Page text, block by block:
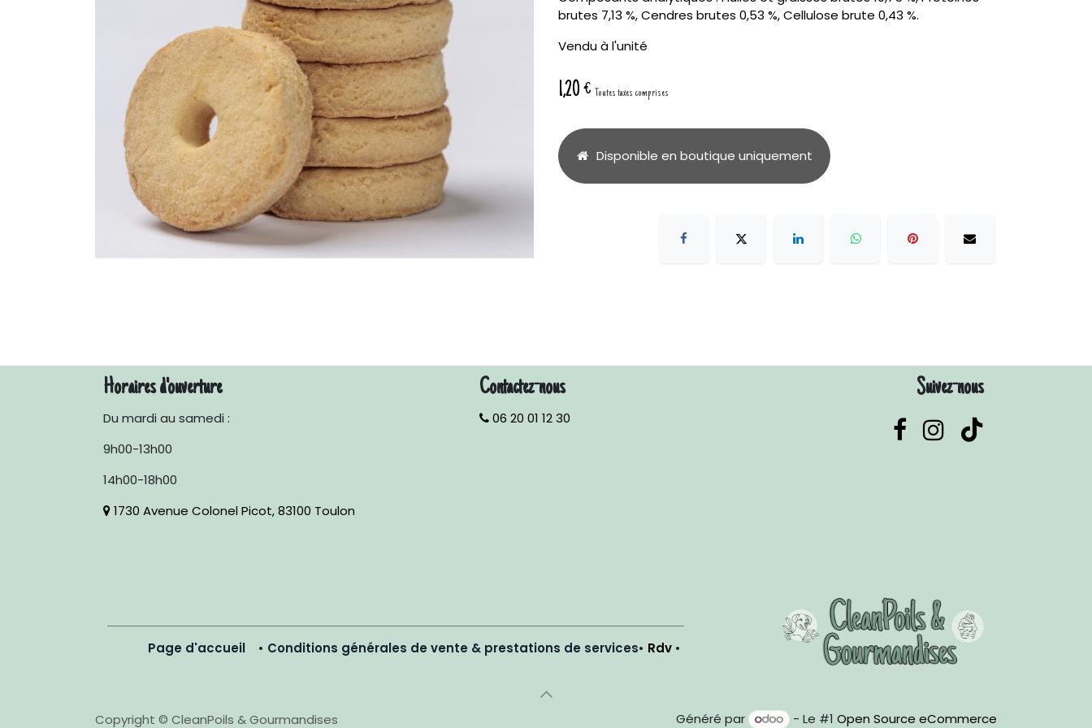
brutes 7,13 %, Cendres brutes 0,53 %, Cellulose brute 0,43 %.
Vendu à l'unité
1,20€ Toutes taxes comprises
Disponible en boutique uniquement
Horaires d'ouverture
Du mardi au samedi :
9h00-13h00
14h00-18h00
1730 Avenue Colonel Picot, 83100 Toulon
Suivez-nous
Contactez-nous
06 20 01 12 30
Page d'accueil • Conditions générales de vente & prestations de services• Rdv •
Copyright © CleanPoils & Gourmandises Généré par - Le #1 Open Source eCommerce